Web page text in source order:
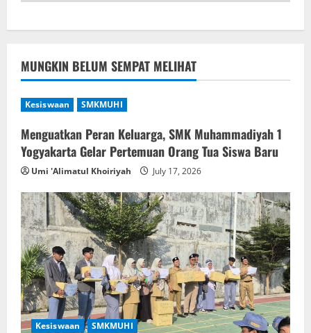
MUNGKIN BELUM SEMPAT MELIHAT
Kesiswaan SMKMUHI
Menguatkan Peran Keluarga, SMK Muhammadiyah 1
Yogyakarta Gelar Pertemuan Orang Tua Siswa Baru
Umi 'Alimatul Khoiriyah July 17, 2026
Kesiswaan SMKMUHI